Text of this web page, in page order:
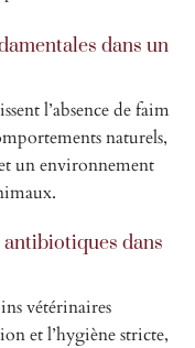
dans un
l’absence de faim
naturels,
un environnement
dans
vétérinaires
et l’hygiène stricte,